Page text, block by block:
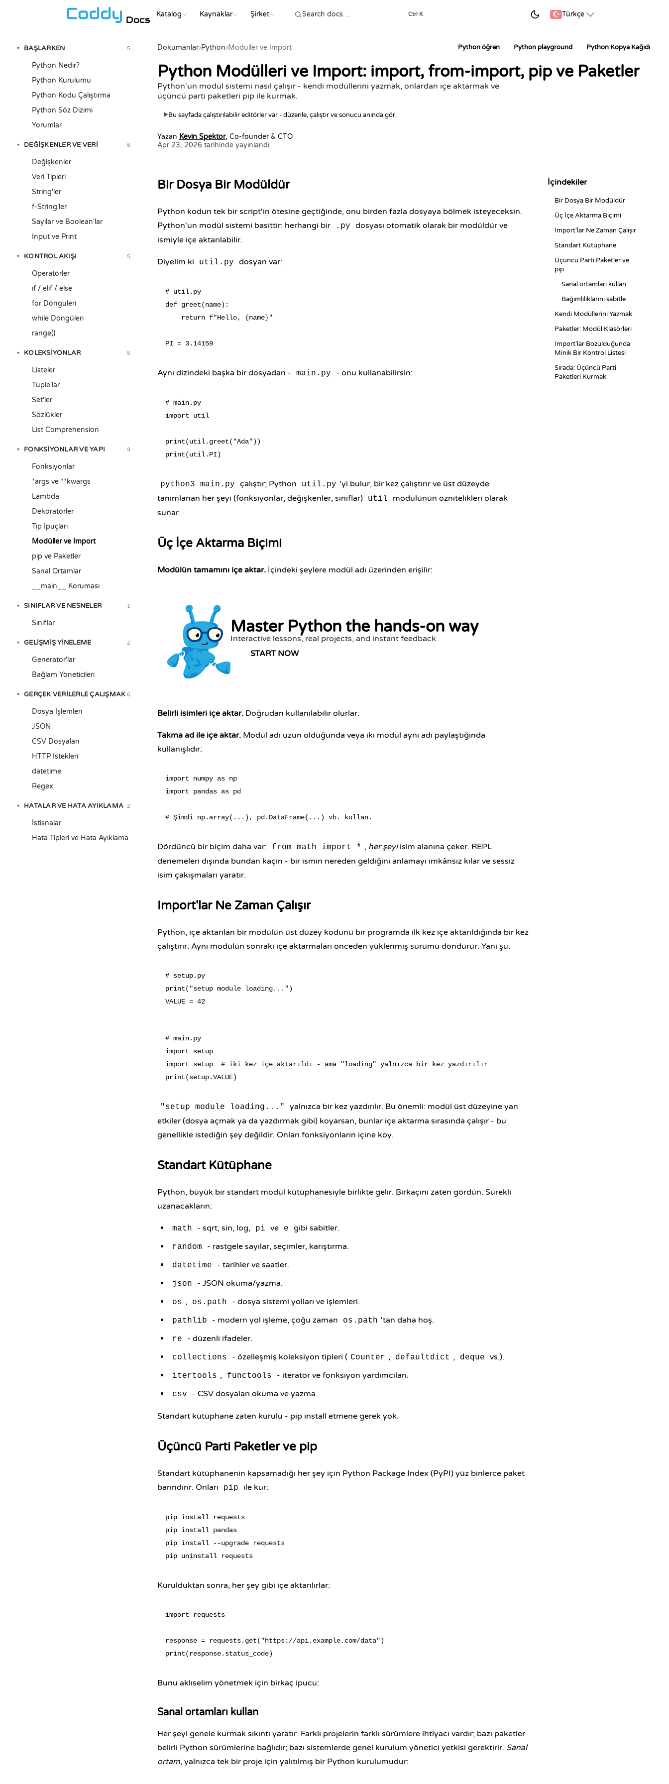
Docs Katalog Kaynaklar Şirket Ctrl K Türkçe
▾ BAŞLARKEN 5
Python Nedir?
Python Kurulumu
Python Kodu Çalıştırma
Python Söz Dizimi
Yorumlar
▾ DEĞIŞKENLER VE VERI 6
Değişkenler
Veri Tipleri
String'ler
f-String'ler
Sayılar ve Boolean'lar
Input ve Print
▾ KONTROL AKIŞI 5
Operatörler
if / elif / else
for Döngüleri
while Döngüleri
range()
▾ KOLEKSIYONLAR 5
Listeler
Tuple'lar
Set'ler
Sözlükler
List Comprehension
▾ FONKSIYONLAR VE YAPI 9
Fonksiyonlar
*args ve **kwargs
Lambda
Dekoratörler
Tip İpuçları
Modüller ve Import
pip ve Paketler
Sanal Ortamlar
__main__ Koruması
▾ SINIFLAR VE NESNELER 1
Sınıflar
▾ GELIŞMIŞ YINELEME 2
Generator'lar
Bağlam Yöneticileri
▾ GERÇEK VERILERLE ÇALIŞMAK 6
Dosya İşlemleri
JSON
CSV Dosyaları
HTTP İstekleri
datetime
Regex
▾ HATALAR VE HATA AYIKLAMA 2
İstisnalar
Hata Tipleri ve Hata Ayıklama
Dokümanlar›Python›Modüller ve Import Python öğren Python playground Python Kopya Kağıdı
Python Modülleri ve Import: import, from-import, pip ve Paketler
Python'un modül sistemi nasıl çalışır - kendi modüllerini yazmak, onlardan içe aktarmak ve
üçüncü parti paketleri pip ile kurmak.
▶Bu sayfada çalıştırılabilir editörler var - düzenle, çalıştır ve sonucu anında gör.
Yazan Kevin Spektor, Co-founder & CTO
Apr 23, 2026 tarihinde yayınlandı
Bir Dosya Bir Modüldür
Python kodun tek bir script'in ötesine geçtiğinde, onu birden fazla dosyaya bölmek isteyeceksin.
Python'un modül sistemi basittir: herhangi bir
.py
dosyası otomatik olarak bir modüldür ve
ismiyle içe aktarılabilir.
Diyelim ki util.py dosyan var:
# util.py
def greet(name):
    return f"Hello, {name}"
Aynı dizindeki başka bir dosyadan - main.py - onu kullanabilirsin:
# main.py
import util
print(util.greet("Ada"))
python3 main.py çalıştır; Python util.py 'yi bulur, bir kez çalıştırır ve üst düzeyde
tanımlanan her şeyi (fonksiyonlar, değişkenler, sınıflar)
util
modülünün öznitelikleri olarak
sunar.
Üç İçe Aktarma Biçimi
Modülün tamamını içe aktar. İçindeki şeylere modül adı üzerinden erişilir:
Master Python the hands-on way
Interactive lessons, real projects, and instant feedback.
START NOW
Belirli isimleri içe aktar. Doğrudan kullanılabilir olurlar:
Takma ad ile içe aktar. Modül adı uzun olduğunda veya iki modül aynı adı paylaştığında
kullanışlıdır:
import numpy as np
import pandas as pd
Dördüncü bir biçim daha var: from math import * , her şeyiisim alanına çeker. REPL
denemeleri dışında bundan kaçın - bir ismin nereden geldiğini anlamayı imkânsız kılar ve sessiz
isim çakışmaları yaratır.
Import'lar Ne Zaman Çalışır
Python, içe aktarılan bir modülün üst düzey kodunu bir programda ilk kez içe aktarıldığında bir kez
çalıştırır. Aynı modülün sonraki içe aktarmaları önceden yüklenmiş sürümü döndürür. Yani şu:
# setup.py
print("setup module loading...")
# main.py
import setup
import setup  # iki kez içe aktarıldı - ama "loading" yalnızca bir kez yazdırılır
"setup module loading..."
yalnızca bir kez yazdırılır. Bu önemli: modül üst düzeyine yan
etkiler (dosya açmak ya da yazdırmak gibi) koyarsan, bunlar içe aktarma sırasında çalışır - bu
genellikle istediğin şey değildir. Onları fonksiyonların içine koy.
Standart Kütüphane
Python, büyük bir standart modül kütüphanesiyle birlikte gelir. Birkaçını zaten gördün. Sürekli
uzanacakların:
math - sqrt, sin, log, pi ve e gibi sabitler.
random - rastgele sayılar, seçimler, karıştırma.
datetime - tarihler ve saatler.
json - JSON okuma/yazma.
os , os.path - dosya sistemi yolları ve işlemleri.
pathlib - modern yol işleme, çoğu zaman os.path 'tan daha hoş.
re - düzenli ifadeler.
collections - özelleşmiş koleksiyon tipleri ( Counter , defaultdict , deque vs.).
itertools , functools - iteratör ve fonksiyon yardımcıları.
csv - CSV dosyaları okuma ve yazma.
Standart kütüphane zaten kurulu - pip install etmene gerek yok.
Üçüncü Parti Paketler ve pip
Standart kütüphanenin kapsamadığı her şey için Python Package Index (PyPI) yüz binlerce paket
barındırır. Onları
pip ile kur:
pip install requests
pip install pandas
pip install --upgrade requests
Kurulduktan sonra, her şey gibi içe aktarılırlar:
import requests
response = requests.get("https://api.example.com/data")
Bunu aklıselim yönetmek için birkaç ipucu:
Sanal ortamları kullan
Her şeyi genele kurmak sıkıntı yaratır. Farklı projelerin farklı sürümlere ihtiyacı vardır; bazı paketler
belirli Python sürümlerine bağlıdır; bazı sistemlerde genel kurulum yönetici yetkisi gerektirir. Sanal
ortam, yalnızca tek bir proje için yalıtılmış bir Python kurulumudur:
İçindekiler
Bir Dosya Bir Modüldür
Üç İçe Aktarma Biçimi
Import'lar Ne Zaman Çalışır
Standart Kütüphane
Üçüncü Parti Paketler ve
pip
Sanal ortamları kullan
Bağımlılıklarını sabitle
Kendi Modüllerini Yazmak
Paketler: Modül Klasörleri
Import'lar Bozulduğunda
Minik Bir Kontrol Listesi
Sırada: Üçüncü Parti
Paketleri Kurmak